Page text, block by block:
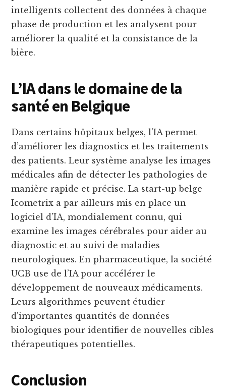
intelligents collectent des données à chaque
phase de production et les analysent pour
améliorer la qualité et la consistance de la
bière.
L’IA dans le domaine de la
santé en Belgique
Dans certains hôpitaux belges, l’IA permet
d’améliorer les diagnostics et les traitements
des patients. Leur système analyse les images
médicales afin de détecter les pathologies de
manière rapide et précise. La start-up belge
Icometrix a par ailleurs mis en place un
logiciel d’IA, mondialement connu, qui
examine les images cérébrales pour aider au
diagnostic et au suivi de maladies
neurologiques. En pharmaceutique, la société
UCB use de l’IA pour accélérer le
développement de nouveaux médicaments.
Leurs algorithmes peuvent étudier
d’importantes quantités de données
biologiques pour identifier de nouvelles cibles
thérapeutiques potentielles.
Conclusion